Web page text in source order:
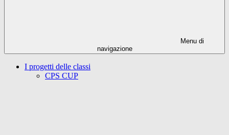
Menu di
navigazione
I progetti delle classi
CPS CUP